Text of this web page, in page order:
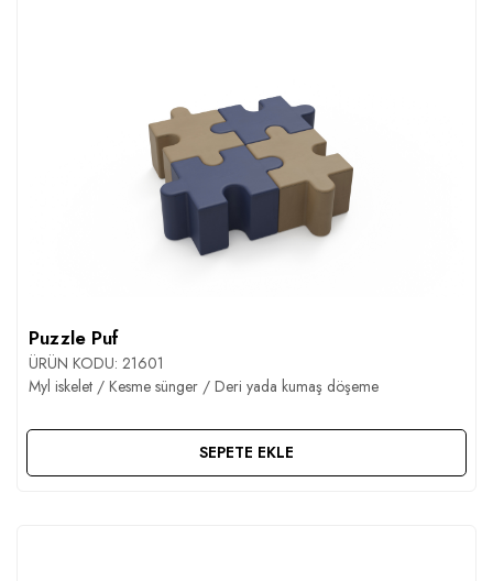
Puzzle Puf
ÜRÜN KODU: 21601
Myl iskelet / Kesme sünger / Deri yada kumaş döşeme
SEPETE EKLE